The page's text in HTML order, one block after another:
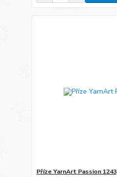
Příze YarnArt Passion 1243